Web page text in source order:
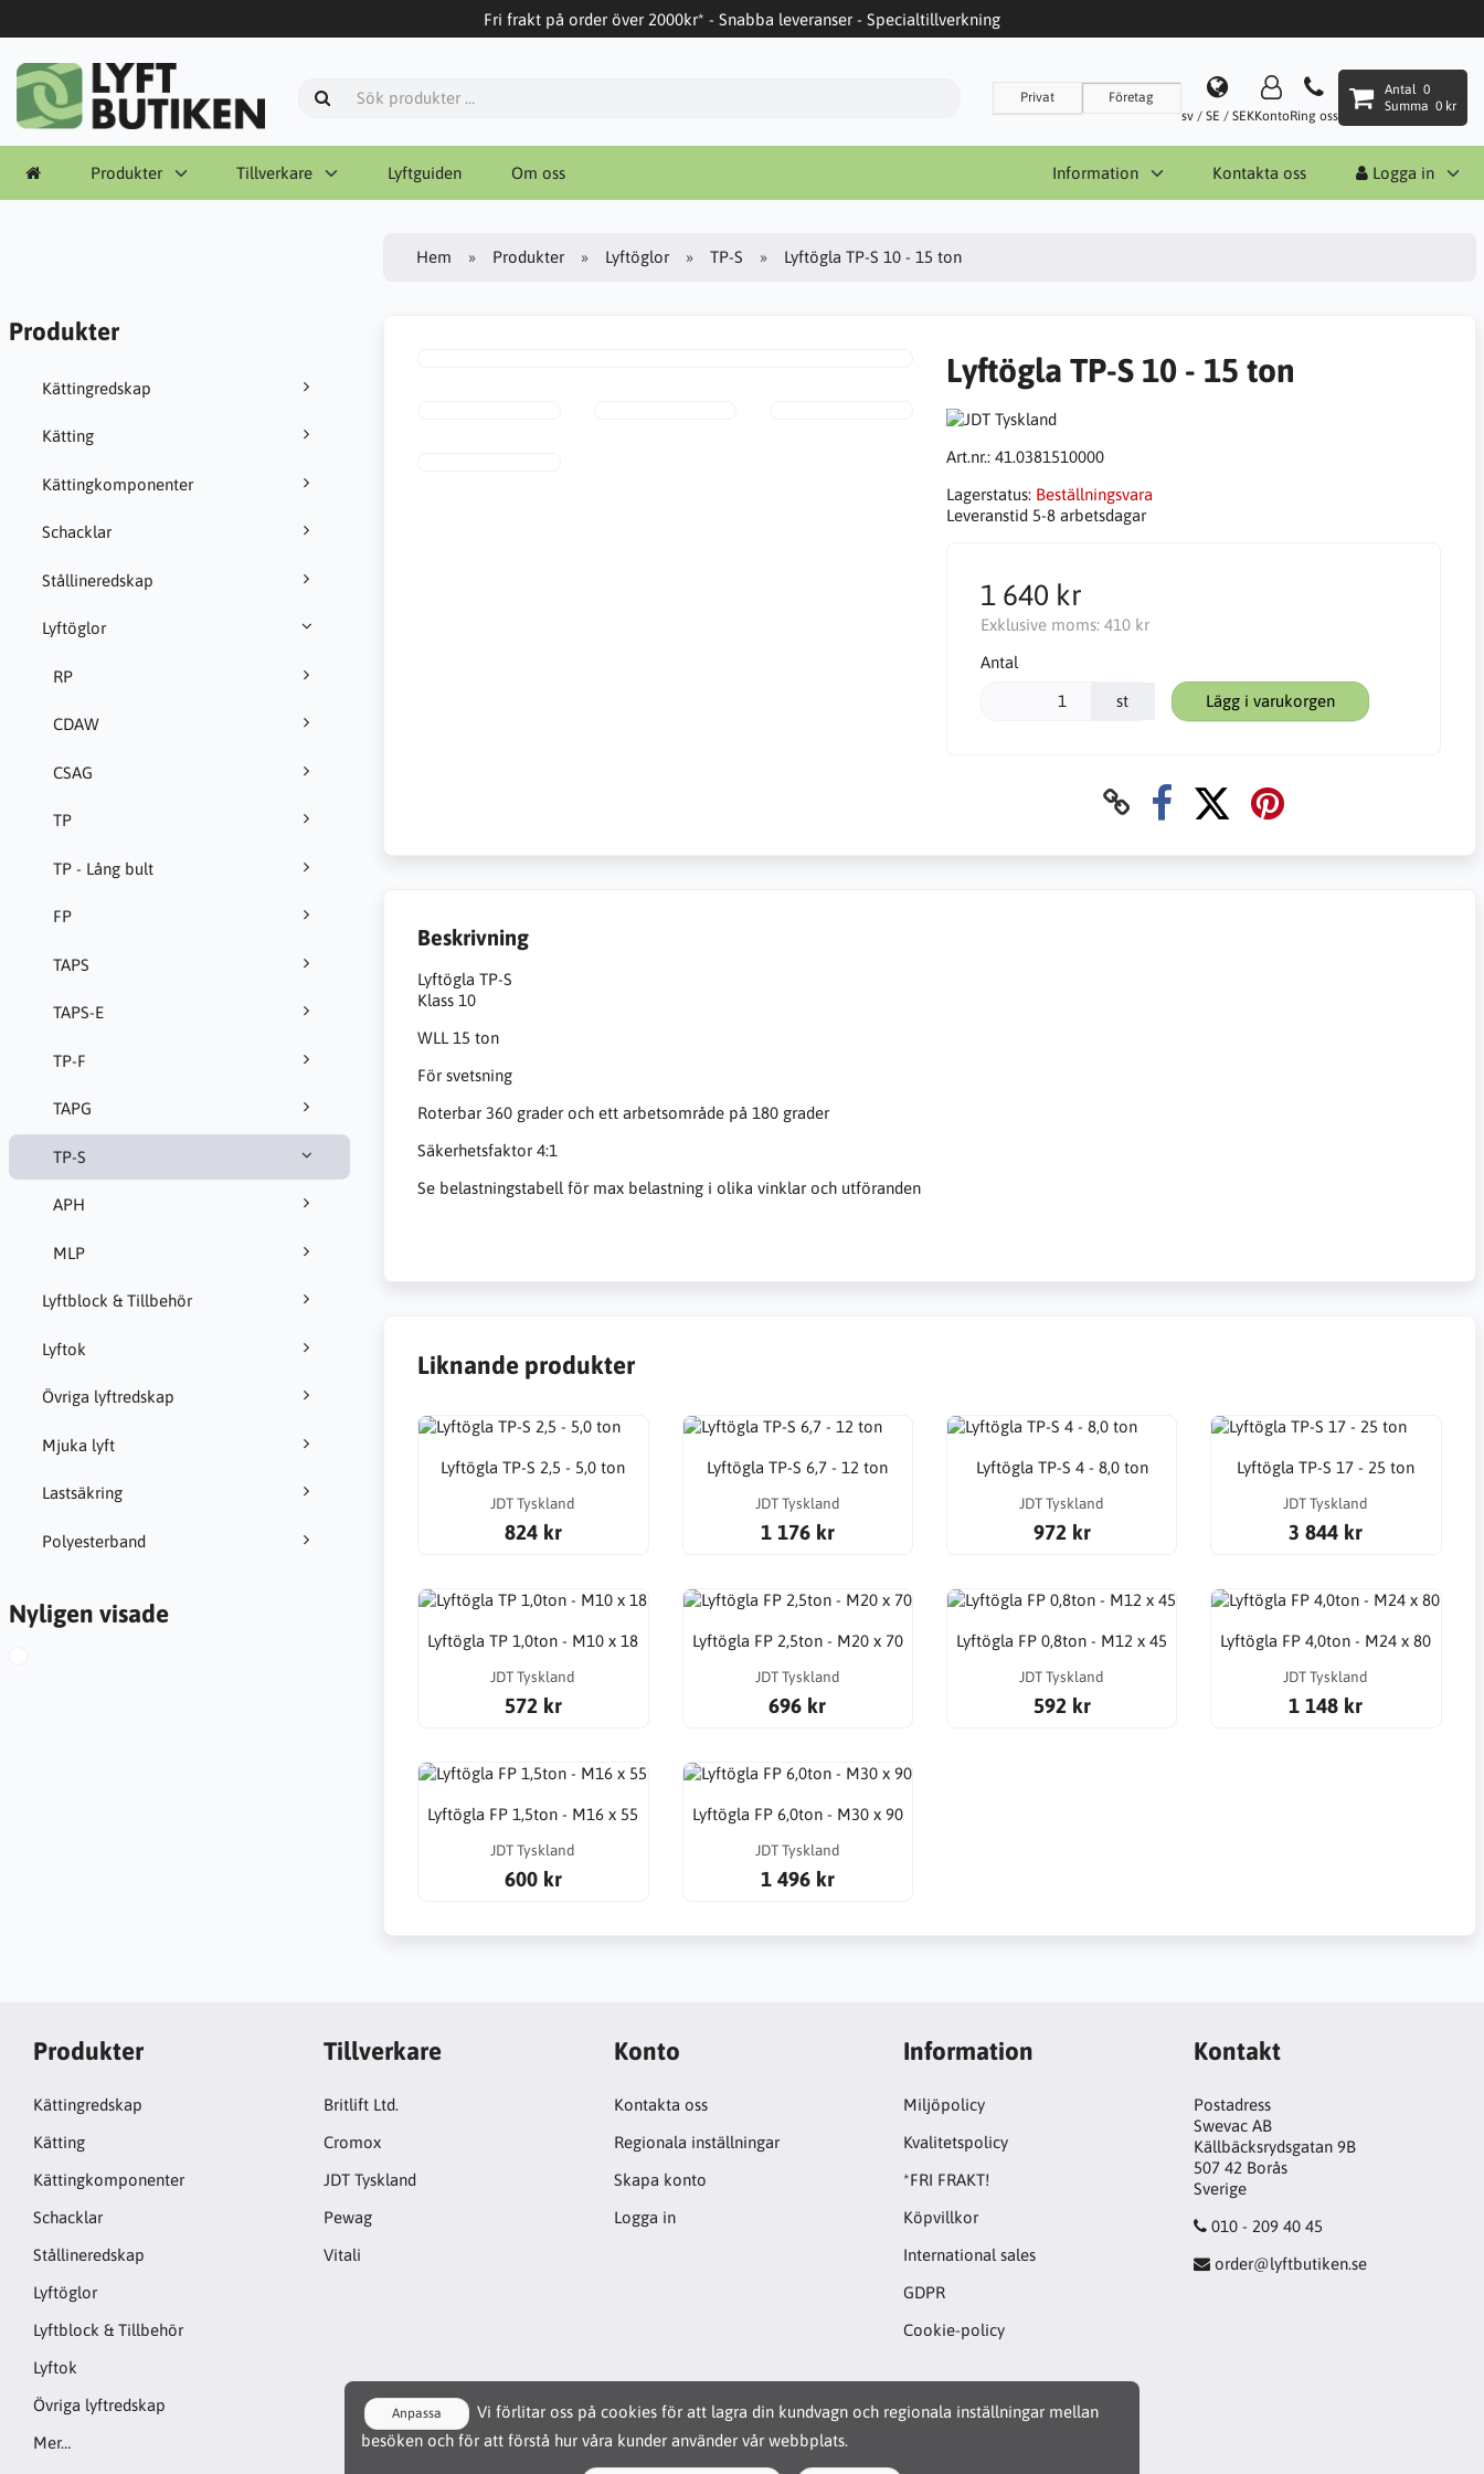
Fri frakt på order över 2000kr* - Snabba leveranser - Specialtillverkning
Privat
Företag
sv / SE / SEKKontoRing oss
Antal 0
Summa 0 kr
Produkter Tillverkare Lyftguiden Om oss Information Kontakta oss Logga in
Produkter
Kättingredskap
Kätting
Kättingkomponenter
Schacklar
Stållineredskap
Lyftöglor
RP
CDAW
CSAG
TP
TP - Lång bult
FP
TAPS
TAPS-E
TP-F
TAPG
TP-S
APH
MLP
Lyftblock & Tillbehör
Lyftok
Övriga lyftredskap
Mjuka lyft
Lastsäkring
Polyesterband
Nyligen visade
Hem Produkter Lyftöglor TP-S Lyftögla TP-S 10 - 15 ton
Lyftögla TP-S 10 - 15 ton
Art.nr.: 41.0381510000
Lagerstatus: Beställningsvara
Leveranstid 5-8 arbetsdagar
1 640 kr
Exklusive moms: 410 kr
Antal
st Lägg i varukorgen
Beskrivning
Lyftögla TP-S
Klass 10
WLL 15 ton
För svetsning
Roterbar 360 grader och ett arbetsområde på 180 grader
Säkerhetsfaktor 4:1
Se belastningstabell för max belastning i olika vinklar och utföranden
Liknande produkter
Lyftögla TP-S 2,5 - 5,0 ton
JDT Tyskland
824 kr
Lyftögla TP-S 6,7 - 12 ton
JDT Tyskland
1 176 kr
Lyftögla TP-S 4 - 8,0 ton
JDT Tyskland
972 kr
Lyftögla TP-S 17 - 25 ton
JDT Tyskland
3 844 kr
Lyftögla TP 1,0ton - M10 x 18
JDT Tyskland
572 kr
Lyftögla FP 2,5ton - M20 x 70
JDT Tyskland
696 kr
Lyftögla FP 0,8ton - M12 x 45
JDT Tyskland
592 kr
Lyftögla FP 4,0ton - M24 x 80
JDT Tyskland
1 148 kr
Lyftögla FP 1,5ton - M16 x 55
JDT Tyskland
600 kr
Lyftögla FP 6,0ton - M30 x 90
JDT Tyskland
1 496 kr
Anpassa
Vi förlitar oss på cookies för att lagra din kundvagn och regionala inställningar mellan
besöken och för att förstå hur våra kunder använder vår webbplats.
Produkter
Kättingredskap
Kätting
Kättingkomponenter
Schacklar
Stållineredskap
Lyftöglor
Lyftblock & Tillbehör
Lyftok
Övriga lyftredskap
Mer…
Tillverkare
Britlift Ltd.
Cromox
JDT Tyskland
Pewag
Vitali
Konto
Kontakta oss
Regionala inställningar
Skapa konto
Logga in
Information
Miljöpolicy
Kvalitetspolicy
*FRI FRAKT!
Köpvillkor
International sales
GDPR
Cookie-policy
Kontakt
Postadress
Swevac AB
Källbäcksrydsgatan 9B
507 42 Borås
Sverige
010 - 209 40 45
order@lyftbutiken.se